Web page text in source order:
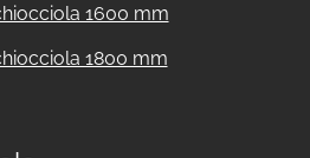
1600 mm
1800 mm